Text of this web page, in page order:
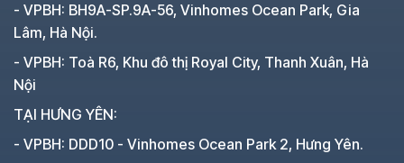
- VPBH: BH9A-SP.9A-56, Vinhomes Ocean Park, Gia
Lâm, Hà Nội.
- VPBH: Toà R6, Khu đô thị Royal City, Thanh Xuân, Hà
Nội
TẠI HƯNG YÊN:
- VPBH: DDD10 - Vinhomes Ocean Park 2, Hưng Yên.